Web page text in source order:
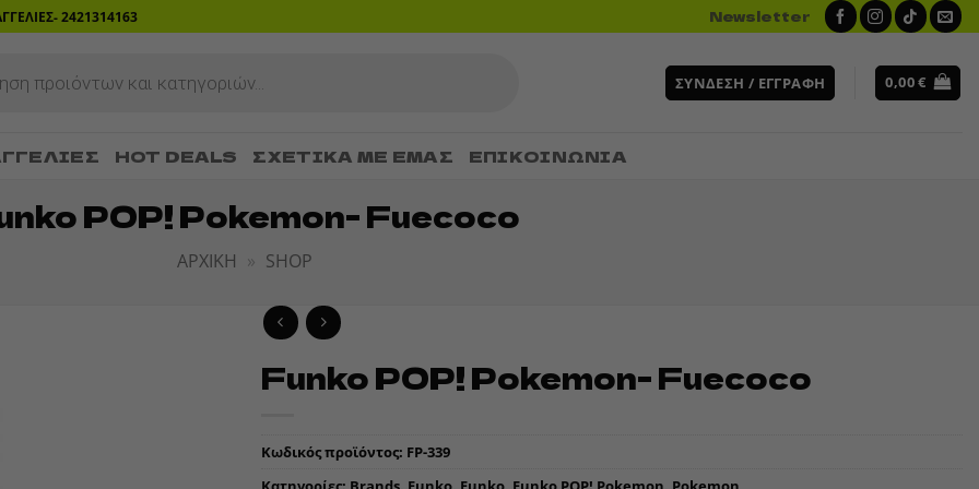
2421314163 Newsletter
ΣΎΝΔΕΣΗ / ΕΓΓΡΑΦΉ 0,00€
HOT DEALS ΣΧΕΤΙΚΆ ΜΕ ΕΜΆΣ ΕΠΙΚΟΙΝΩΝΙΑ
POP! Pokemon- Fuecoco
ΑΡΧΙΚΉ » SHOP
Funko POP! Pokemon- Fuecoco
Κωδικός προϊόντος: FP-339